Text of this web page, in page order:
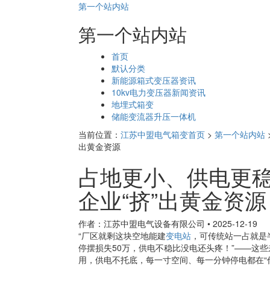
第一个站内站
第一个站内站
首页
默认分类
新能源箱式变压器资讯
10kv电力变压器新闻资讯
地埋式箱变
储能变流器升压一体机
当前位置： 江苏中盟电气箱变首页 > 第一个站内站
出黄金资源
占地更小、供电更
企业“挤”出黄金资源
作者：江苏中盟电气设备有限公司 • 2025-12-19
“厂区就剩这块空地能建变电站 ，可传统站一占就
停摆损失50万，供电不稳比没电还头疼！”——这
用，供电不托底，每一寸空间、每一分钟停电都在“